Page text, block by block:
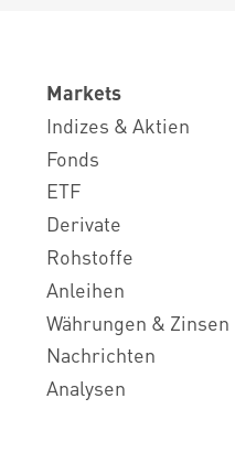
Markets
Indizes & Aktien
Fonds
ETF
Derivate
Rohstoffe
Anleihen
Währungen & Zinsen
Nachrichten
Analysen